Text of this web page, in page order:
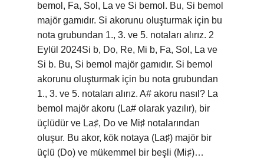
bemol, Fa, Sol, La ve Si bemol. Bu, Si bemol
majör gamıdır. Si akorunu oluşturmak için bu
nota grubundan 1., 3. ve 5. notaları alırız. 2
Eylül 2024Si b, Do, Re, Mi b, Fa, Sol, La ve
Si b. Bu, Si bemol majör gamıdır. Si bemol
akorunu oluşturmak için bu nota grubundan
1., 3. ve 5. notaları alırız. A# akoru nasıl? La
bemol majör akoru (La# olarak yazılır), bir
üçlüdür ve La♯, Do ve Mi♯ notalarından
oluşur. Bu akor, kök notaya (La♯) majör bir
üçlü (Do) ve mükemmel bir beşli (Mi♯)…